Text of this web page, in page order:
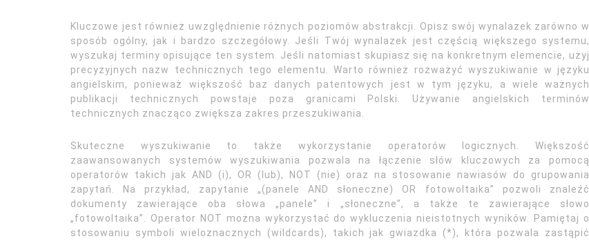
Kluczowe jest również uwzględnienie różnych poziomów abstrakcji. Opisz swój wynalazek zarówno w
sposób ogólny, jak i bardzo szczegółowy. Jeśli Twój wynalazek jest częścią większego systemu,
wyszukaj terminy opisujące ten system. Jeśli natomiast skupiasz się na konkretnym elemencie, użyj
precyzyjnych nazw technicznych tego elementu. Warto również rozważyć wyszukiwanie w języku
angielskim, ponieważ większość baz danych patentowych jest w tym języku, a wiele ważnych
publikacji technicznych powstaje poza granicami Polski. Używanie angielskich terminów
technicznych znacząco zwiększa zakres przeszukiwania.
Skuteczne wyszukiwanie to także wykorzystanie operatorów logicznych. Większość
zaawansowanych systemów wyszukiwania pozwala na łączenie słów kluczowych za pomocą
operatorów takich jak AND (i), OR (lub), NOT (nie) oraz na stosowanie nawiasów do grupowania
zapytań. Na przykład, zapytanie „(panele AND słoneczne) OR fotowoltaika” pozwoli znaleźć
dokumenty zawierające oba słowa „panele” i „słoneczne”, a także te zawierające słowo
„fotowoltaika”. Operator NOT można wykorzystać do wykluczenia nieistotnych wyników. Pamiętaj o
stosowaniu symboli wieloznacznych (wildcards), takich jak gwiazdka (*), która pozwala zastąpić